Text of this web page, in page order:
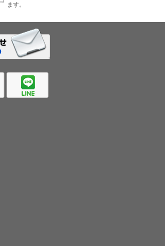
ます。